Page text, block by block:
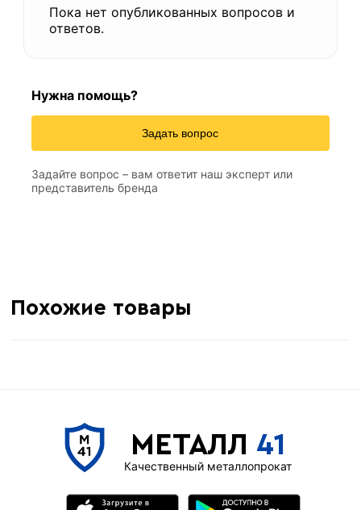
Пока нет опубликованных вопросов и
ответов.
Нужна помощь?
Задать вопрос
Задайте вопрос – вам ответит наш эксперт или
представитель бренда
Похожие товары
МЕТАЛЛ 41
Качественный металлопрокат